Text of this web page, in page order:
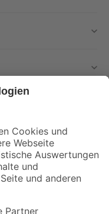
mehr verpassen!